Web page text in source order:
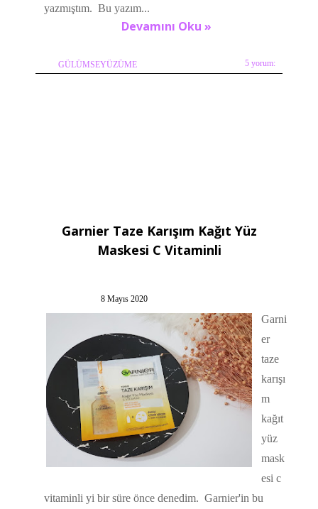
yazmıştım. Bu yazım...
Devamını Oku »
GÜLÜMSEYÜZÜME 5 yorum:
Garnier Taze Karışım Kağıt Yüz
Maskesi C Vitaminli
8 Mayıs 2020
Garni
er
taze
karışı
m
kağıt
yüz
mask
esi c
vitaminli yi bir süre önce denedim. Garnier'in bu